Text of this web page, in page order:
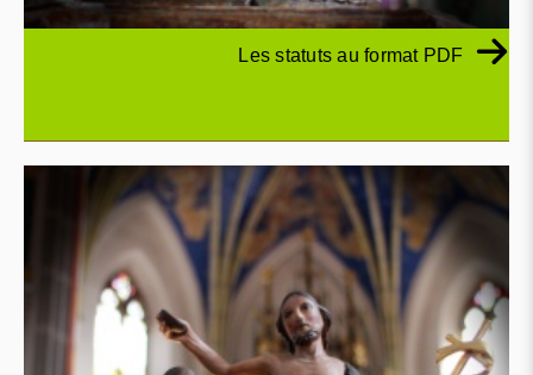
Les statuts au format PDF